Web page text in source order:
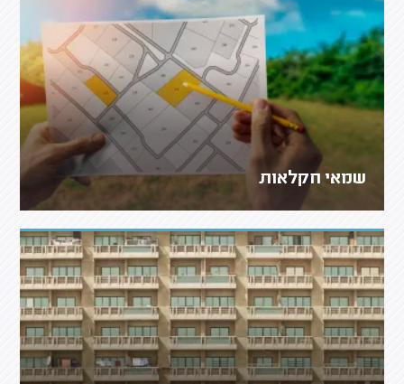
שמאי חקלאות